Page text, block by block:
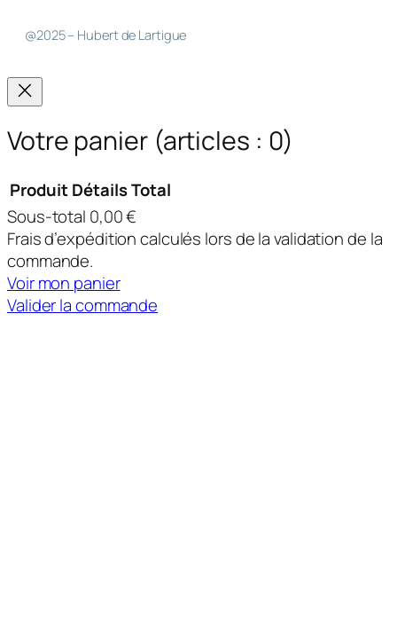
@2025 – Hubert de Lartigue
Votre panier (articles : 0)
Produits
dans
le
panier
Produit DétailsTotal
Sous-total 0,00 €
Frais d’expédition calculés lors de la validation de la
commande.
Voir mon panier
Valider la commande